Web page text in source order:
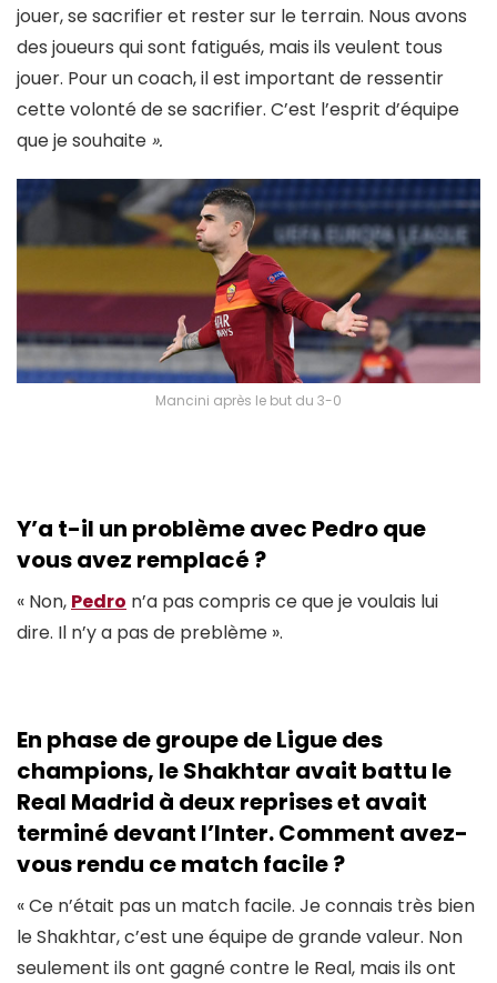
jouer, se sacrifier et rester sur le terrain. Nous avons
des joueurs qui sont fatigués, mais ils veulent tous
jouer. Pour un coach, il est important de ressentir
cette volonté de se sacrifier. C’est l’esprit d’équipe
que je souhaite ».
Mancini après le but du 3-0
Y’a t-il un problème avec Pedro que
vous avez remplacé ?
« Non, Pedro n’a pas compris ce que je voulais lui
dire. Il n’y a pas de preblème ».
En phase de groupe deLigue des
champions, le Shakhtar avait battu le
Real Madrid à deux reprises et avait
terminé devant l’Inter. Comment avez-
vous rendu ce match facile ?
« Ce n’était pas un match facile. Je connais très bien
le Shakhtar, c’est une équipe de grande valeur. Non
seulement ils ont gagné contre le Real, mais ils ont